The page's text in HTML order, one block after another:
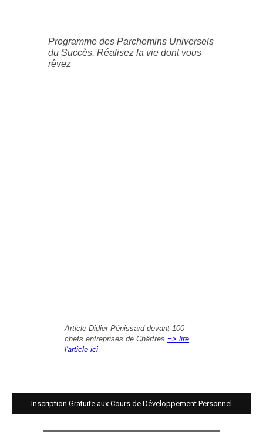
Programme des Parchemins Universels
du Succès. Réalisez la vie dont vous
rêvez
Article Didier Pénissard devant 100
chefs entreprises de Chârtres => lire
l'article ici
Inscription Gratuite aux Cours de Développement Personnel